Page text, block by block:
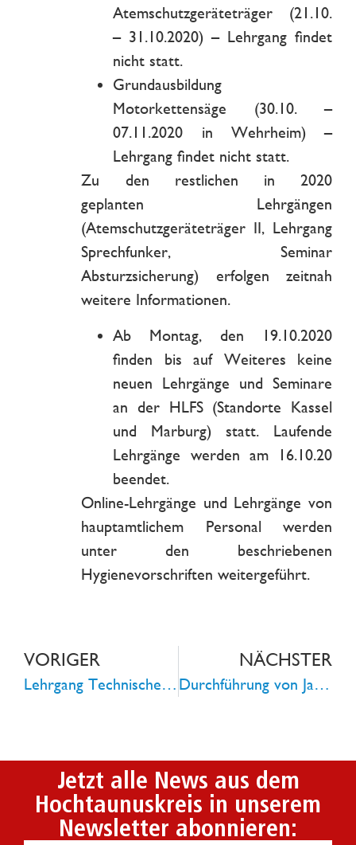
Atemschutzgeräteträger (21.10.
– 31.10.2020) – Lehrgang findet
nicht statt.
Grundausbildung
Motorkettensäge (30.10. –
07.11.2020 in Wehrheim) –
Lehrgang findet nicht statt.
Zu den restlichen in 2020
geplanten Lehrgängen
(Atemschutzgeräteträger II, Lehrgang
Sprechfunker, Seminar
Absturzsicherung) erfolgen zeitnah
weitere Informationen.
Ab Montag, den 19.10.2020
finden bis auf Weiteres keine
neuen Lehrgänge und Seminare
an der HLFS (Standorte Kassel
und Marburg) statt. Laufende
Lehrgänge werden am 16.10.20
beendet.
Online-Lehrgänge und Lehrgänge von
hauptamtlichem Personal werden
unter den beschriebenen
Hygienevorschriften weitergeführt.
VORIGER
Lehrgang Technische Hilfeleistung abgeschlossen
NÄCHSTER
Durchführung von Jahreshauptversammlungen der Freiwilligen Feuerwehr und der Feuerwehrvereine
Jetzt alle News aus dem
Hochtaunuskreis in unserem
Newsletter abonnieren: